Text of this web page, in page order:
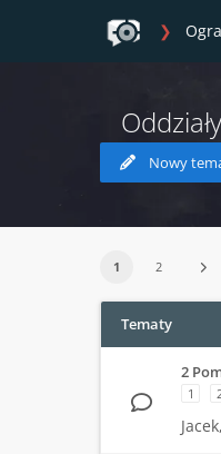
Nowy
1 2
Tematy
2
1
Jacek,